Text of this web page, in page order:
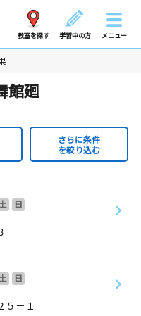
教室を探す 学習中の方 メニュー
館廻
さらに条件
を絞り込む
土
日
土
日
－１